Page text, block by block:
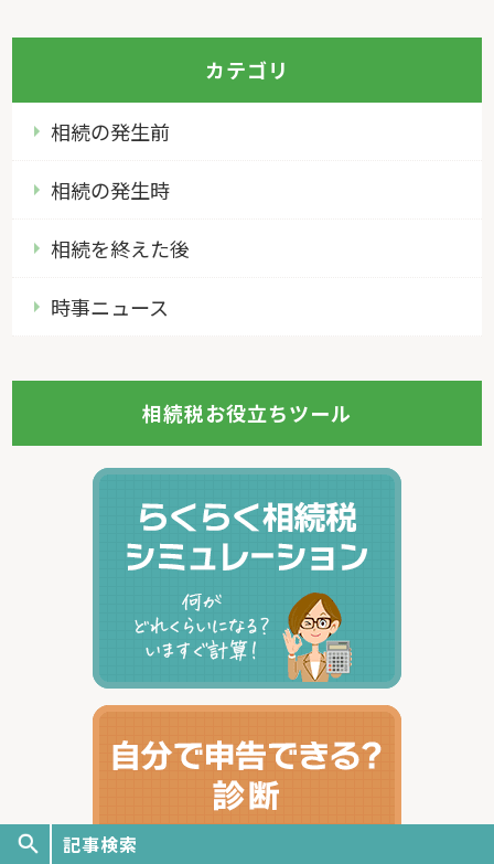
カテゴリ
時事ニュース
相続の発生前
相続の発生時
相続を終えた後
相続税お役立ちツール